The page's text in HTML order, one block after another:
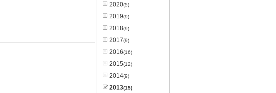
2020(5)
2019(9)
2018(9)
2017(9)
2016(16)
2015(12)
2014(9)
2013(15)